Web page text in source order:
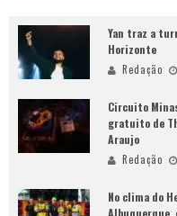
Yan traz a
Horizonte
Redação
Circuito
gratuito de
Araujo
Redação
No clima do
Albuquerque,